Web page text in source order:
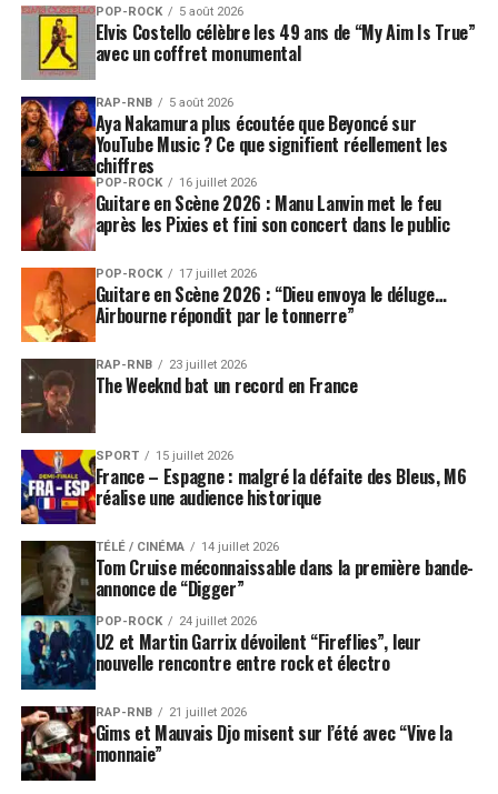
POP-ROCK 5 août 2026
Elvis Costello célèbre les 49 ans de “My Aim Is True”
avec un coffret monumental
RAP-RNB 5 août 2026
Aya Nakamura plus écoutée que Beyoncé sur
YouTube Music ? Ce que signifient réellement les
chiffres
POP-ROCK 16 juillet 2026
Guitare en Scène 2026 : Manu Lanvin met le feu
après les Pixies et fini son concert dans le public
POP-ROCK 17 juillet 2026
Guitare en Scène 2026 : “Dieu envoya le déluge…
Airbourne répondit par le tonnerre”
RAP-RNB 23 juillet 2026
The Weeknd bat un record en France
SPORT 15 juillet 2026
France – Espagne : malgré la défaite des Bleus, M6
réalise une audience historique
TÉLÉ / CINÉMA 14 juillet 2026
Tom Cruise méconnaissable dans la première bande-
annonce de “Digger”
POP-ROCK 24 juillet 2026
U2 et Martin Garrix dévoilent “Fireflies”, leur
nouvelle rencontre entre rock et électro
RAP-RNB 21 juillet 2026
Gims et Mauvais Djo misent sur l’été avec “Vive la
monnaie”